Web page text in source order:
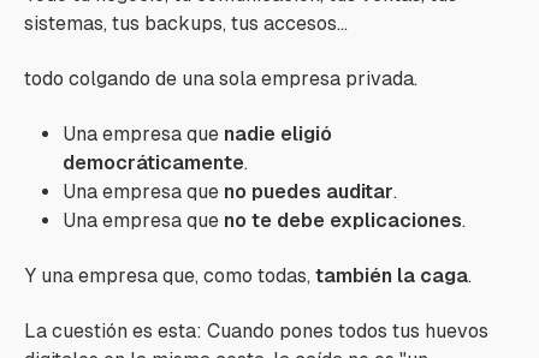
sistemas, tus backups, tus accesos...
todo colgando de una sola empresa privada.
Una empresa que nadie eligió
democráticamente.
Una empresa que no puedes auditar.
Una empresa que no te debe explicaciones.
Y una empresa que, como todas, también la caga.
La cuestión es esta: Cuando pones todos tus huevos